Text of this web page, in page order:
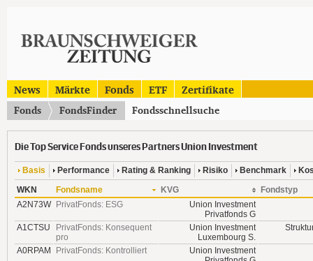
News Märkte Fonds ETF Zertifikate
Fonds FondsFinder Fondsschnellsuche
Die Top Service Fonds unseres Partners Union Investment
Basis Performance Rating & Ranking Risiko Benchmark
WKN
Fondsname KVG
Fondstyp
A2N73W PrivatFonds: ESG
Union Investment
Privatfonds G
A1CTSU
PrivatFonds: Konsequent
pro
Union Investment
Luxembourg S.
A0RPAM PrivatFonds: Kontrolliert
Union Investment